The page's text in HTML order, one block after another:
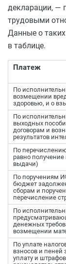
декларации, —
трудовыми
Данные о
в таблице.
Платеж
По
возмещении
здоровью, и о
По
выходных
договорам и
результатов
По
равно
выдачи)
По поручениям
бюджет
сборам и
перечисление
По
денежных
возмещении
По уплате
взносов и пеней
уплату и